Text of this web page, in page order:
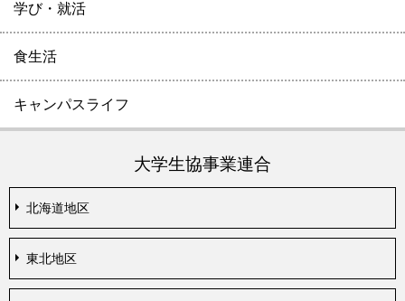
学び・就活
食生活
キャンパスライフ
大学生協事業連合
北海道地区
東北地区